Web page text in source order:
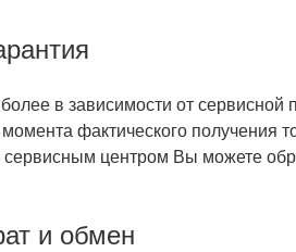
в зависимости от сервисной
фактического
центром Вы можете
и обмен